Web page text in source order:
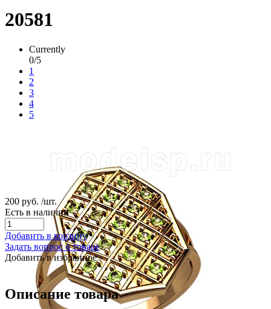
20581
Currently
0/5
1
2
3
4
5
200 руб. /шт.
Есть в наличии
Добавить в корзину
Задать вопрос о товаре
Добавить в избранное
Описание товара